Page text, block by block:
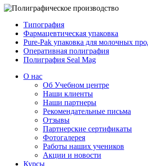
Типография
Фармацевтическая упаковка
Pure-Pak упаковка для молочных
Оперативная полиграфия
Полиграфия Seal Mag
О нас
Об Учебном центре
Наши клиенты
Наши партнеры
Рекомендательные письма
Отзывы
Партнерские сертификаты
Фотогалерея
Работы наших учеников
Акции и новости
Курсы